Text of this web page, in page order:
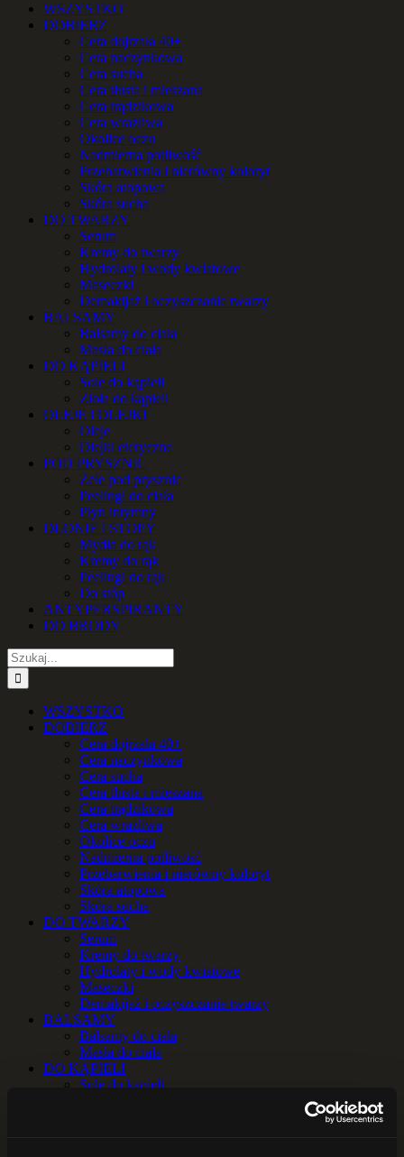
WSZYSTKO
DOBIERZ
Cera dojrzała 40+
Cera naczynkowa
Cera sucha
Cera tłusta i mieszana
Cera trądzikowa
Cera wrażliwa
Okolice oczu
Nadmierna potliwość
Przebarwienia i nierówny koloryt
Skóra atopowa
Skóra sucha
DO TWARZY
Serum
Kremy do twarzy
Hydrolaty i wody kwiatowe
Maseczki
Demakijaż i oczyszczanie twarzy
BALSAMY
Balsamy do ciała
Masła do ciała
DO KĄPIELI
Sole do kąpieli
Zioła do kąpieli
OLEJE i OLEJKI
Oleje
Olejki eteryczne
POD PRYSZNIC
Żele pod prysznic
Peelingi do ciała
Płyn intymny
DŁONIE i STOPY
Mydła do rąk
Kremy do rąk
Peelingi do rąk
Do stóp
ANTYPERSPIRANTY
DO BRODY
Szukaj
WSZYSTKO
DOBIERZ
Cera dojrzała 40+
Cera naczynkowa
Cera sucha
Cera tłusta i mieszana
Cera trądzikowa
Cera wrażliwa
Okolice oczu
Nadmierna potliwość
Przebarwienia i nierówny koloryt
Skóra atopowa
Skóra sucha
DO TWARZY
Serum
Kremy do twarzy
Hydrolaty i wody kwiatowe
Maseczki
Demakijaż i oczyszczanie twarzy
BALSAMY
Balsamy do ciała
Masła do ciała
DO KĄPIELI
Sole do kąpieli